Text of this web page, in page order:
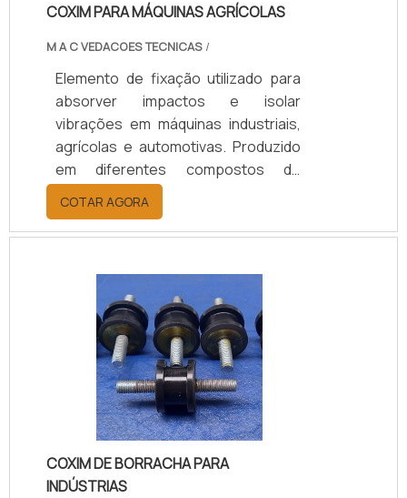
COXIM PARA MÁQUINAS AGRÍCOLAS
M A C VEDACOES TECNICAS /
Elemento de fixação utilizado para
absorver impactos e isolar
vibrações em máquinas industriais,
agrícolas e automotivas. Produzido
em diferentes compostos de
borracha (Natural/SBR, Neoprene,
EPDM), conforme a necessidade de
carga, temperatura e nível de
equipamentos. Disponível em
modelos personalizados, com
suporte técnico especializado para
a escolha adequada, prazos de
entrega ágeis e condições flexíveis.
COTAR AGORA
COXIM DE BORRACHA PARA
INDÚSTRIAS